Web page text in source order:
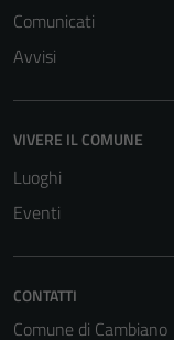
Comunicati
Avvisi
VIVERE IL COMUNE
Luoghi
Eventi
CONTATTI
Comune di Cambiano